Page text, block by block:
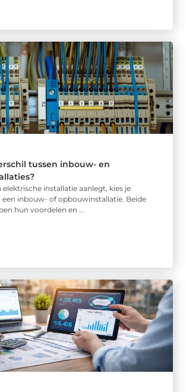
tussen inbouw- en
elektrische installatie aanlegt, kies je
een inbouw- of opbouwinstallatie. Beide
hun voordelen en ...